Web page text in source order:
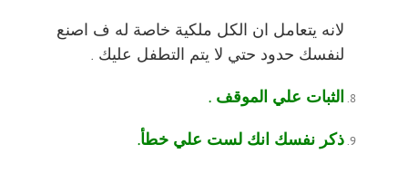
لانه يتعامل ان الكل ملكية خاصة له ف اصنع
لنفسك حدود حتي لا يتم التطفل عليك .
الثبات علي الموقف .
ذكر نفسك انك لست علي خطأ.